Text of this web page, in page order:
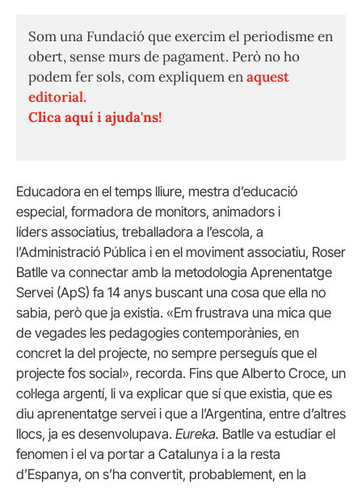
Som una Fundació que exercim el periodisme en
obert, sense murs de pagament. Però no ho
podem fer sols, com expliquem enaquest
editorial.
Clica aquí i ajuda'ns!
Educadora en el temps lliure, mestra d’educació
especial, formadora de monitors, animadors i
líders associatius, treballadora a l’escola, a
l’Administració Pública i en el moviment associatiu, Roser
Batlle va connectar amb la metodologia Aprenentatge
Servei (ApS) fa 14 anys buscant una cosa que ella no
sabia, però que ja existia. «Em frustrava una mica que
de vegades les pedagogies contemporànies, en
concret la del projecte, no sempre perseguís que el
projecte fos social», recorda. Fins que Alberto Croce, un
col·lega argentí, li va explicar que sí que existia, que es
diu aprenentatge servei i que a l’Argentina, entre d’altres
llocs, ja es desenvolupava. Eureka. Batlle va estudiar el
fenomen i el va portar a Catalunya i a la resta
d’Espanya, on s’ha convertit, probablement, en la